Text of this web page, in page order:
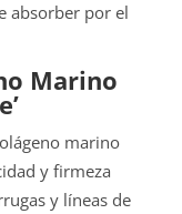
absorber por el
Marino
marino
y firmeza
y líneas de